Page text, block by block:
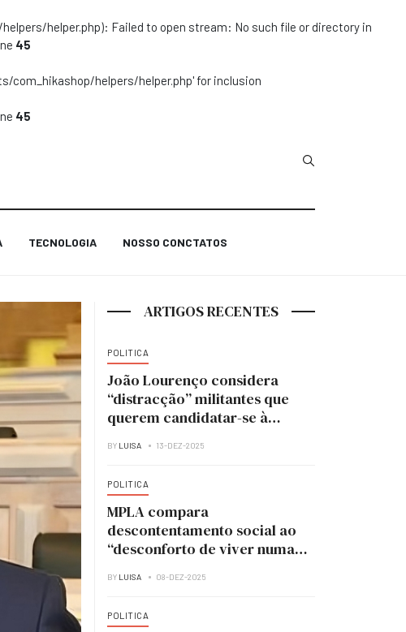
helper.php): Failed to open stream: No such file or directory in
45
com_hikashop/helpers/helper.php' for inclusion
45
Type 2 or more
TECNOLOGIA NOSSO CONCTATOS
ARTIGOS RECENTES
POLITICA
João Lourenço considera
“distracção” militantes que
querem candidatar-se à
BY LUISA 13-DEZ-2025
POLITICA
MPLA compara
descontentamento social ao
“desconforto de viver numa
BY LUISA 08-DEZ-2025
POLITICA